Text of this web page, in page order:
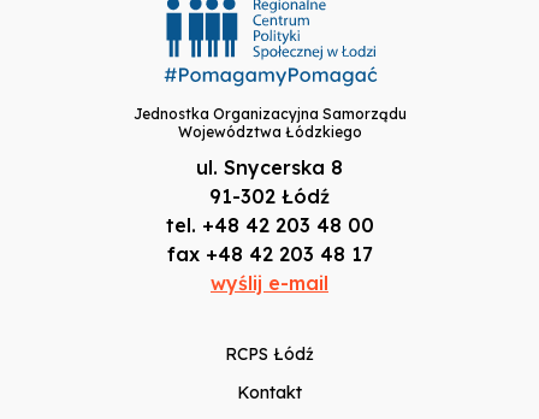
Jednostka Organizacyjna Samorządu
Województwa Łódzkiego
ul. Snycerska 8
91-302 Łódź
tel. +48 42 203 48 00
fax +48 42 203 48 17
wyślij e-mail
RCPS Łódź
Kontakt